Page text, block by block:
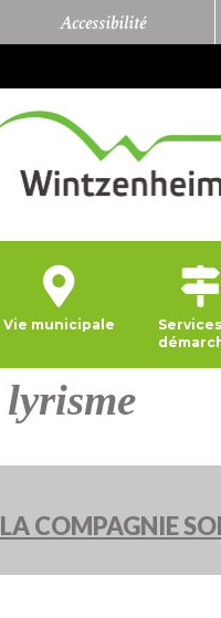
Accessibilité
Vie municipale
lyrisme
LA COMPAGNIE